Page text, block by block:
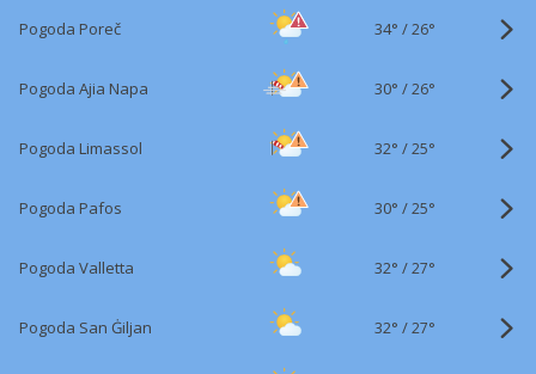
Pogoda Poreč 34° /26°
Pogoda Ajia Napa 30° /26°
Pogoda Limassol 32° /25°
Pogoda Pafos 30° /25°
Pogoda Valletta 32° /27°
Pogoda San Ġiljan 32° /27°